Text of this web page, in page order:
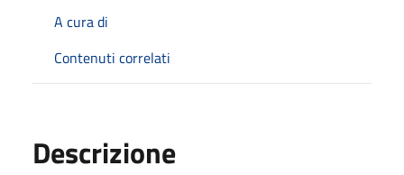
A cura di
Contenuti correlati
Descrizione